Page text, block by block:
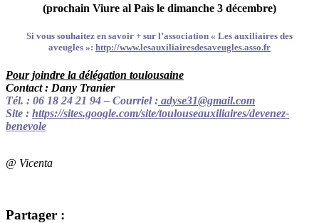
(prochain Viure al Paìs le dimanche 3 décembre)
Si vous souhaitez en savoir + sur l’association « Les auxiliaires des
aveugles »: http://www.lesauxiliairesdesaveugles.asso.fr
Pour joindre la délégation toulousaine
Contact : Dany Tranier
Tél. : 06 18 24 21 94 – Courriel : adyse31@gmail.com
Site : https://sites.google.com/site/toulouseauxiliaires/devenez-
benevole
@ Vicenta
Partager :